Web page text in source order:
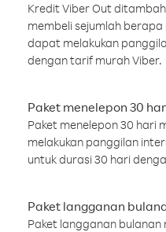
Kredit Viber Out
membeli sejumlah
dapat melakukan
dengan tarif murah Viber.
Paket menelepon 30
Paket menelepon 30 hari
melakukan panggilan
untuk durasi 30 hari
Paket langganan
Paket langganan bulanan